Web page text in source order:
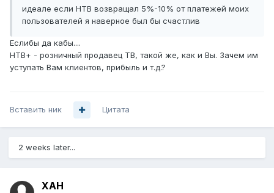
идеале если НТВ возвращал 5%-10% от платежей моих
пользователей я наверное был бы счастлив
Еслибы да кабы....
НТВ+ - розничный продавец ТВ, такой же, как и Вы. Зачем им
уступать Вам клиентов, прибыль и т.д.?
Вставить ник Цитата
2 weeks later...
XAH